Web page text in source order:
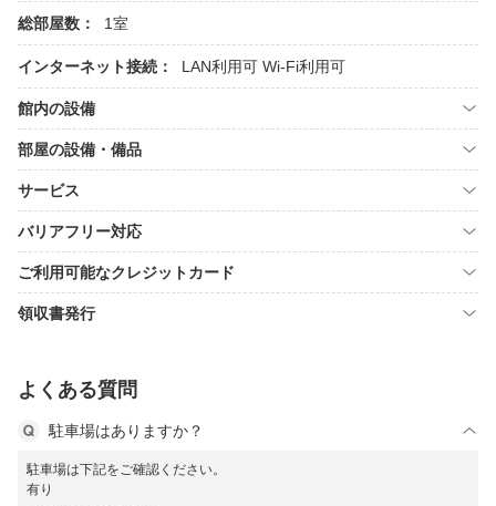
総部屋数： 1室
インターネット接続： LAN利用可 Wi-Fi利用可
館内の設備
部屋の設備・備品
サービス
バリアフリー対応
ご利用可能なクレジットカード
領収書発行
よくある質問
駐車場はありますか？
駐車場は下記をご確認ください。
有り